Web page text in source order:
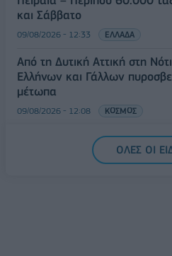
και Σάββατο
09/08/2026 - 12:33 ΕΛΛΑΔΑ
Από τη Δυτική Αττική στη
Ελλήνων και Γάλλων
μέτωπα
09/08/2026 - 12:08 ΚΟΣΜΟΣ
Δεύτερη πηγή εισοδήματος
ψαράδες ο αλιευτικόςΟΛΕΣ ΟΙ